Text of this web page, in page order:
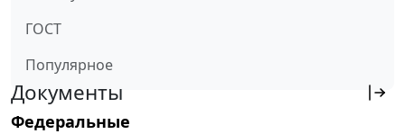
ГОСТ
Популярное
Документы
Федеральные